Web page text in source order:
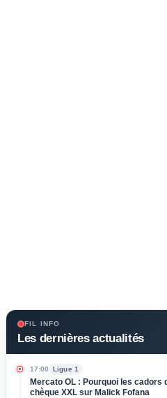
FIL INFO
Les dernières actualités
17:00 Ligue 1
Mercato OL : Pourquoi les cadors
chèque XXL sur Malick Fofana